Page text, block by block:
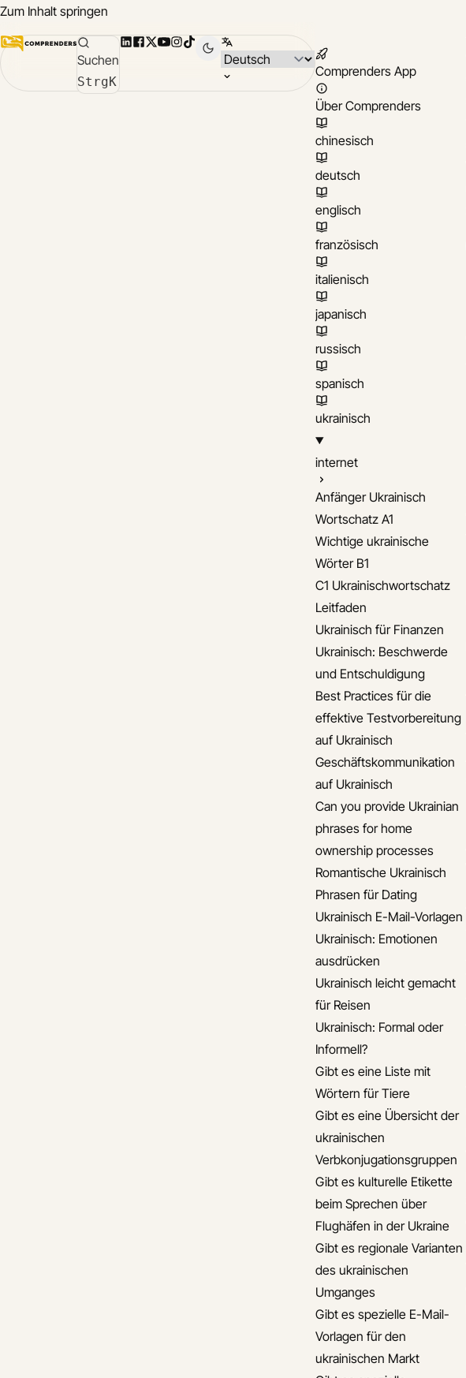
Zum Inhalt springen
Suchen
StrgK
LinkedIn
Facebook
X YouTube
Instagram
TikTok Sprache wählen
Comprenders App
Über Comprenders
chinesisch
deutsch
englisch
französisch
italienisch
japanisch
russisch
spanisch
ukrainisch
internet
Anfänger Ukrainisch
Wortschatz A1
Wichtige ukrainische
Wörter B1
C1 Ukrainischwortschatz
Leitfaden
Ukrainisch für Finanzen
Ukrainisch: Beschwerde
und Entschuldigung
Best Practices für die
effektive Testvorbereitung
auf Ukrainisch
Geschäftskommunikation
auf Ukrainisch
Can you provide Ukrainian
phrases for home
ownership processes
Romantische Ukrainisch
Phrasen für Dating
Ukrainisch E-Mail-Vorlagen
Ukrainisch: Emotionen
ausdrücken
Ukrainisch leicht gemacht
für Reisen
Ukrainisch: Formal oder
Informell?
Gibt es eine Liste mit
Wörtern für Tiere
Gibt es eine Übersicht der
ukrainischen
Verbkonjugationsgruppen
Gibt es kulturelle Etikette
beim Sprechen über
Flughäfen in der Ukraine
Gibt es regionale Varianten
des ukrainischen
Umganges
Gibt es spezielle E-Mail-
Vorlagen für den
ukrainischen Markt